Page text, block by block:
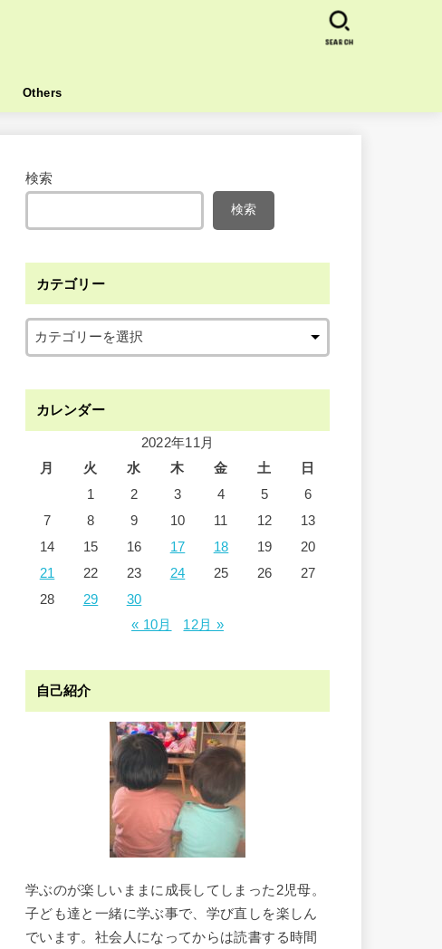
Others
SEARCH
検索
検索
カテゴリー
カレンダー
2022年11月
月
火 水 木 金 土
日
1
2 3 4 5
6
7
8 9 10 11 12
13
14
15 16 17 18 19
20
21
22 23 24 25 26
27
28
29
30
« 10月
12月 »
自己紹介
学ぶのが楽しいままに成長してしまった2児母。
子ども達と一緒に学ぶ事で、学び直しを楽しん
でいます。社会人になってからは読書する時間